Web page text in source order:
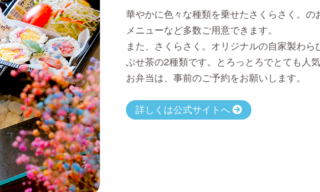
華やかに色々な種類を乗せたさくらさく。
メニューなど多数ご用意できます。
また、さくらさく。オリジナルの自家製わ
ぶせ茶の2種類です。とろっとろでとても人気
お弁当は、事前のご予約をお願いします。
詳しくは公式サイトへ